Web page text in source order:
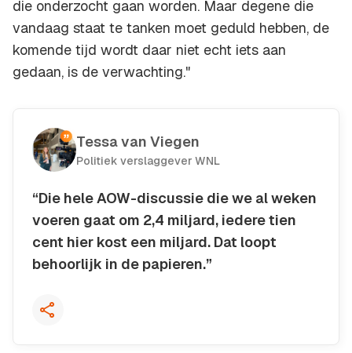
die onderzocht gaan worden. Maar degene die
vandaag staat te tanken moet geduld hebben, de
komende tijd wordt daar niet echt iets aan
gedaan, is de verwachting."
Tessa van Viegen
Politiek verslaggever WNL
“Die hele AOW-discussie die we al weken
voeren gaat om 2,4 miljard, iedere tien
cent hier kost een miljard. Dat loopt
behoorlijk in de papieren.”
Kopieer quote